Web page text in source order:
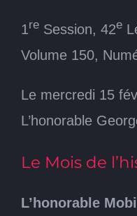
1re Session, 42e
Volume 150,
Le mercredi 15
L’honorable
Le Mois de
L’honorable